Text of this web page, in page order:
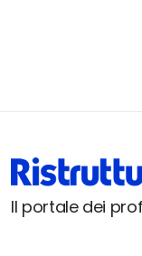
Il portale dei